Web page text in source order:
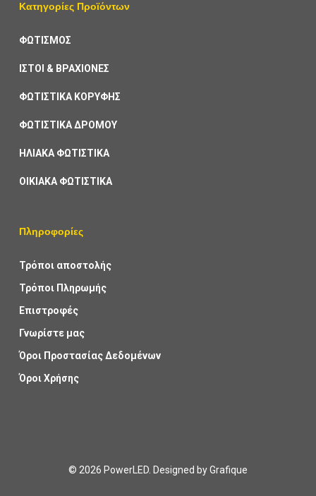
Κατηγορίες Προϊόντων
ΦΩΤΙΣΜΟΣ
ΙΣΤΟΙ & ΒΡΑΧΙΟΝΕΣ
ΦΩΤΙΣΤΙΚΑ ΚΟΡΥΦΗΣ
ΦΩΤΙΣΤΙΚΑ ΔΡΟΜΟΥ
ΗΛΙΑΚΑ ΦΩΤΙΣΤΙΚΑ
ΟΙΚΙΑΚΑ ΦΩΤΙΣΤΙΚΑ
Πληροφορίες
Τρόποι αποστολής
Τρόποι Πληρωμής
Επιστροφές
Γνωρίστε μας
Όροι Προστασίας Δεδομένων
Όροι Χρήσης
© 2026 PowerLED. Designed byGrafique